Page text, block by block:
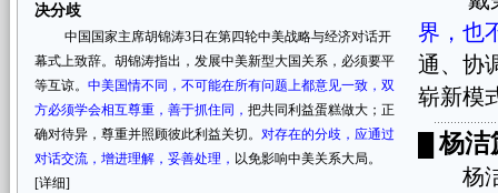
决分歧
中国国家主席胡锦涛3日在第四轮中美战略与经济对话开
幕式上致辞。胡锦涛指出，发展中美新型大国关系，必须要平
等互谅。 中美国情不同，不可能在所有问题上都意见一致，双
方必须学会相互尊重，善于抓住同， 把共同利益蛋糕做大；正
确对待异，尊重并照顾彼此利益关切。 对存在的分歧，应通过
对话交流，增进理解，妥善处理， 以免影响中美关系大局。
[详细]
界，也
通、协
崭新模
杨洁
杨洁